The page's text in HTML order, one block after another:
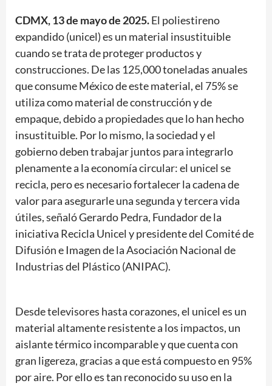
CDMX, 13 de mayo de 2025.El poliestireno
expandido (unicel) es un material insustituible
cuando se trata de proteger productos y
construcciones. De las 125,000 toneladas anuales
que consume México de este material, el 75% se
utiliza como material de construcción y de
empaque, debido a propiedades que lo han hecho
insustituible. Por lo mismo, la sociedad y el
gobierno deben trabajar juntos para integrarlo
plenamente a la economía circular: el unicel se
recicla, pero es necesario fortalecer la cadena de
valor para asegurarle una segunda y tercera vida
útiles, señaló Gerardo Pedra, Fundador de la
iniciativa Recicla Unicel y presidente del Comité de
Difusión e Imagen de la Asociación Nacional de
Industrias del Plástico (ANIPAC).
Desde televisores hasta corazones, el unicel es un
material altamente resistente a los impactos, un
aislante térmico incomparable y que cuenta con
gran ligereza, gracias a que está compuesto en 95%
por aire. Por ello es tan reconocido su uso en la